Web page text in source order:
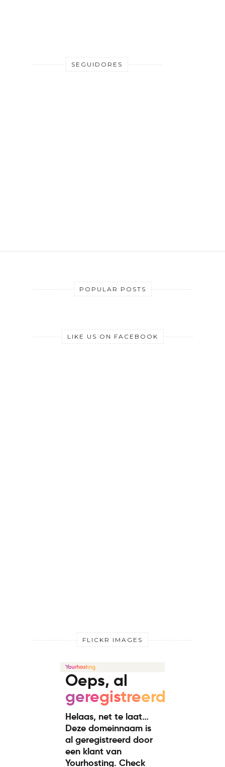
SEGUIDORES
POPULAR POSTS
LIKE US ON FACEBOOK
FLICKR IMAGES